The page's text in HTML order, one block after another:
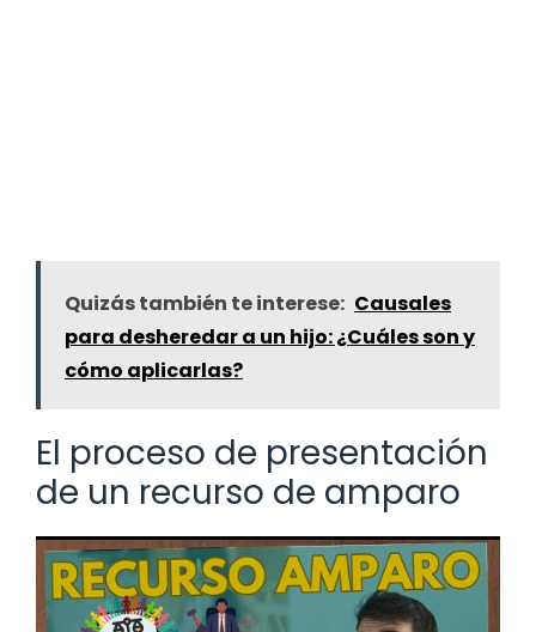
Quizás también te interese: Causales
para desheredar a un hijo: ¿Cuáles son y
cómo aplicarlas?
El proceso de presentación
de un recurso de amparo